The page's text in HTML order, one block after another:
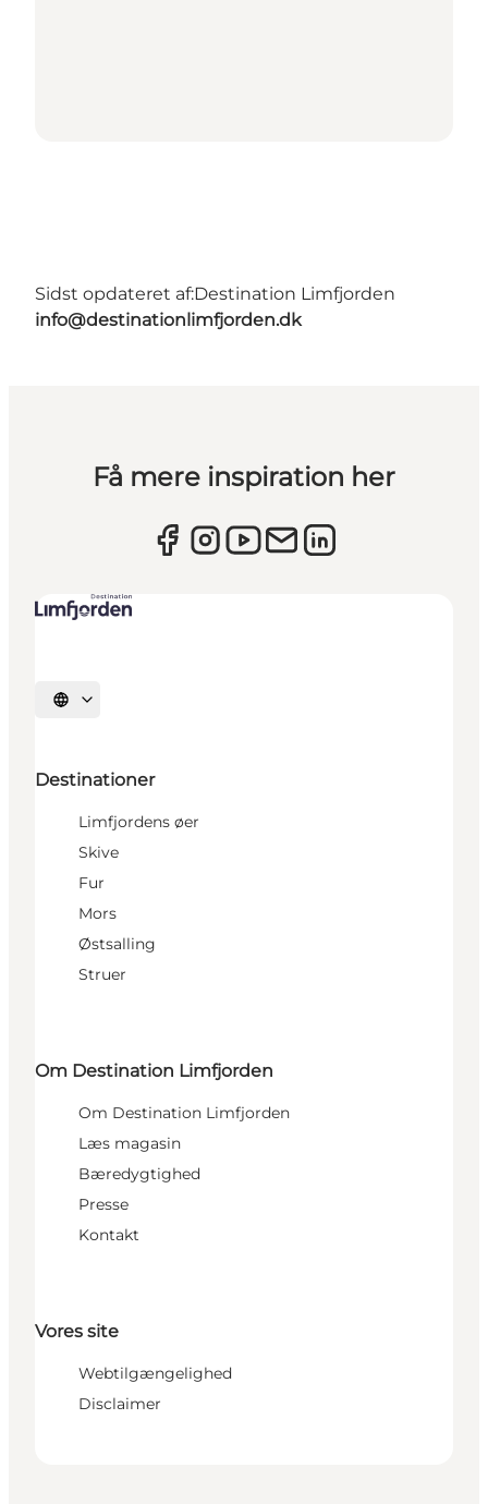
Sidst opdateret af:Destination Limfjorden
info@destinationlimfjorden.dk
Få mere inspiration her
Vælg sprog
Destinationer
Limfjordens øer
Skive
Fur
Mors
Østsalling
Struer
Om Destination Limfjorden
Om Destination Limfjorden
Læs magasin
Bæredygtighed
Presse
Kontakt
Vores site
Webtilgængelighed
Disclaimer